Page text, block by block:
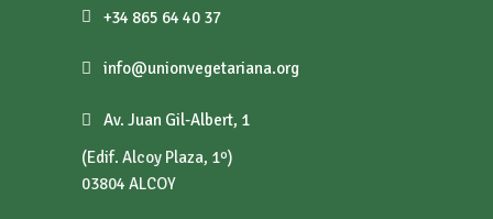
+34 865 64 40 37
info@unionvegetariana.org
Av. Juan Gil-Albert, 1
(Edif. Alcoy Plaza, 1º)
03804 ALCOY